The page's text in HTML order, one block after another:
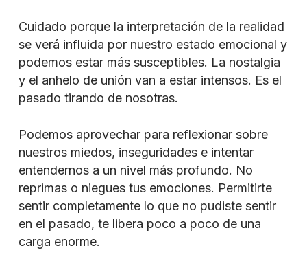
Cuidado porque la interpretación de la realidad
se verá influida por nuestro estado emocional y
podemos estar más susceptibles. La nostalgia
y el anhelo de unión van a estar intensos. Es el
pasado tirando de nosotras.
Podemos aprovechar para reflexionar sobre
nuestros miedos, inseguridades e intentar
entendernos a un nivel más profundo. No
reprimas o niegues tus emociones. Permitirte
sentir completamente lo que no pudiste sentir
en el pasado, te libera poco a poco de una
carga enorme.